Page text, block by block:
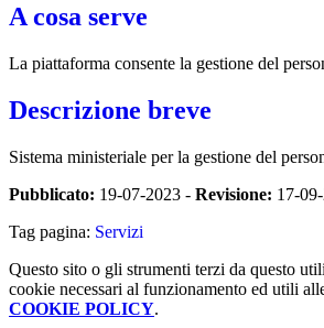
A cosa serve
La piattaforma consente la gestione del
Descrizione breve
Sistema ministeriale per la gestione del
Pubblicato: 19-07-2023 - Revisione: 17-
Tag pagina: Servizi
Questo sito o gli strumenti terzi da questo
cookie necessari al funzionamento ed utili
COOKIE POLICY.